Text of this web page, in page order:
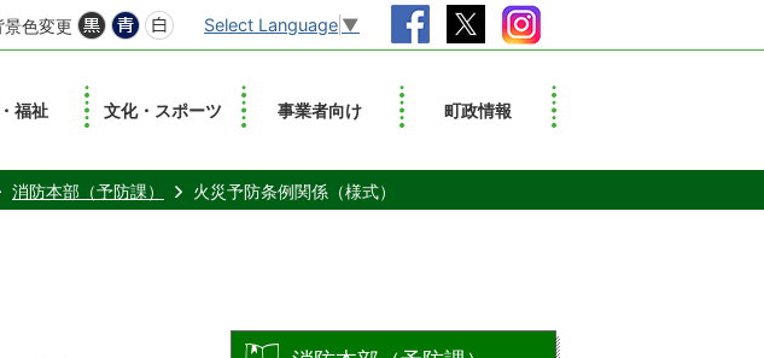
景色変更 Select Language ▼
福祉 文化・スポーツ 事業者向け 町政情報
消防本部（予防課） 火災予防条例関係（様式）